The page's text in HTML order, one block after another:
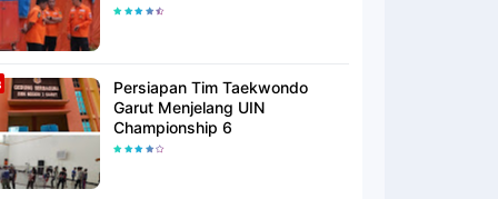
Persiapan Tim Taekwondo
Garut Menjelang UIN
Championship 6